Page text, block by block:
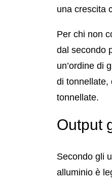
una crescita
Per chi non
dal secondo
un’ordine di
di tonnellate,
tonnellate.
Output
Secondo gli
alluminio è